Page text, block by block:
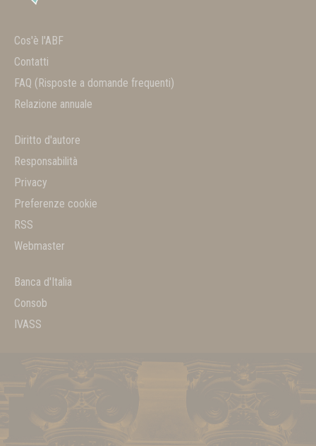
Cos'è l'ABF
Contatti
FAQ (Risposte a domande frequenti)
Relazione annuale
Diritto d'autore
Responsabilità
Privacy
Preferenze cookie
RSS
Webmaster
Banca d'Italia
Consob
IVASS